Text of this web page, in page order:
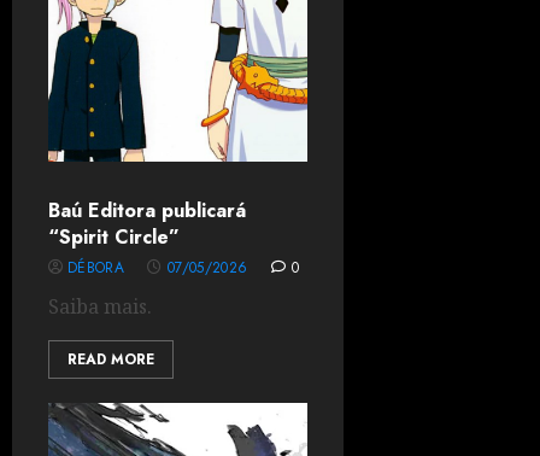
Baú Editora publicará
“Spirit Circle”
DÉBORA 07/05/2026 0
Saiba mais.
READ MORE